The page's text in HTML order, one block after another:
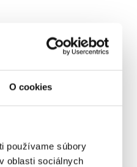
O cookies
používame súbory
oblasti sociálnych